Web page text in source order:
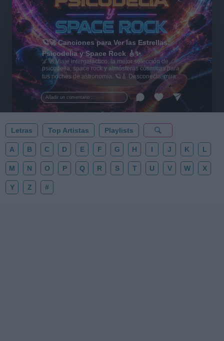
Añadir un comentario ...
🪐🚀 Canciones para Ver las Estrellas:
Psicodelia y Space Rock 🎸✨
🌌🚀 Viaje intergaláctico: la mejor selección de
psicodelia, space rock y atmósferas cósmicas para
tus noches de astronomía. 🪐🎸 Desconecta, mira
al firmamento y siente la gravedad cero. 💾 ¡Guarda
esta colección para tu próxima noche estrellada!
✨⭐
Letras Top Artistas Playlists
A B C D E F G H I J K L
M N O P Q R S T U V W X
Y Z #